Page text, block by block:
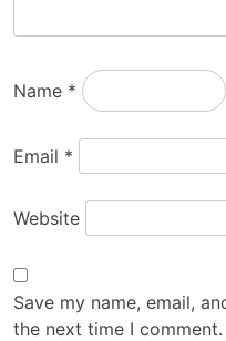
Name *
Email *
Website
Save my name, email,
the next time I comment.